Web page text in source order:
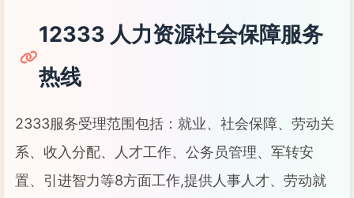
12333 人力资源社会保障服务
热线
2333服务受理范围包括：就业、社会保障、劳动关
系、收入分配、人才工作、公务员管理、军转安
置、引进智力等8方面工作,提供人事人才、劳动就